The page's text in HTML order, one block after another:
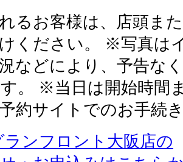
るお客様は、店頭ま
ください。 ※写真は
などにより、予告な
。 ※当日は開始時間
約サイトでのお手続
ンフロント大阪店の